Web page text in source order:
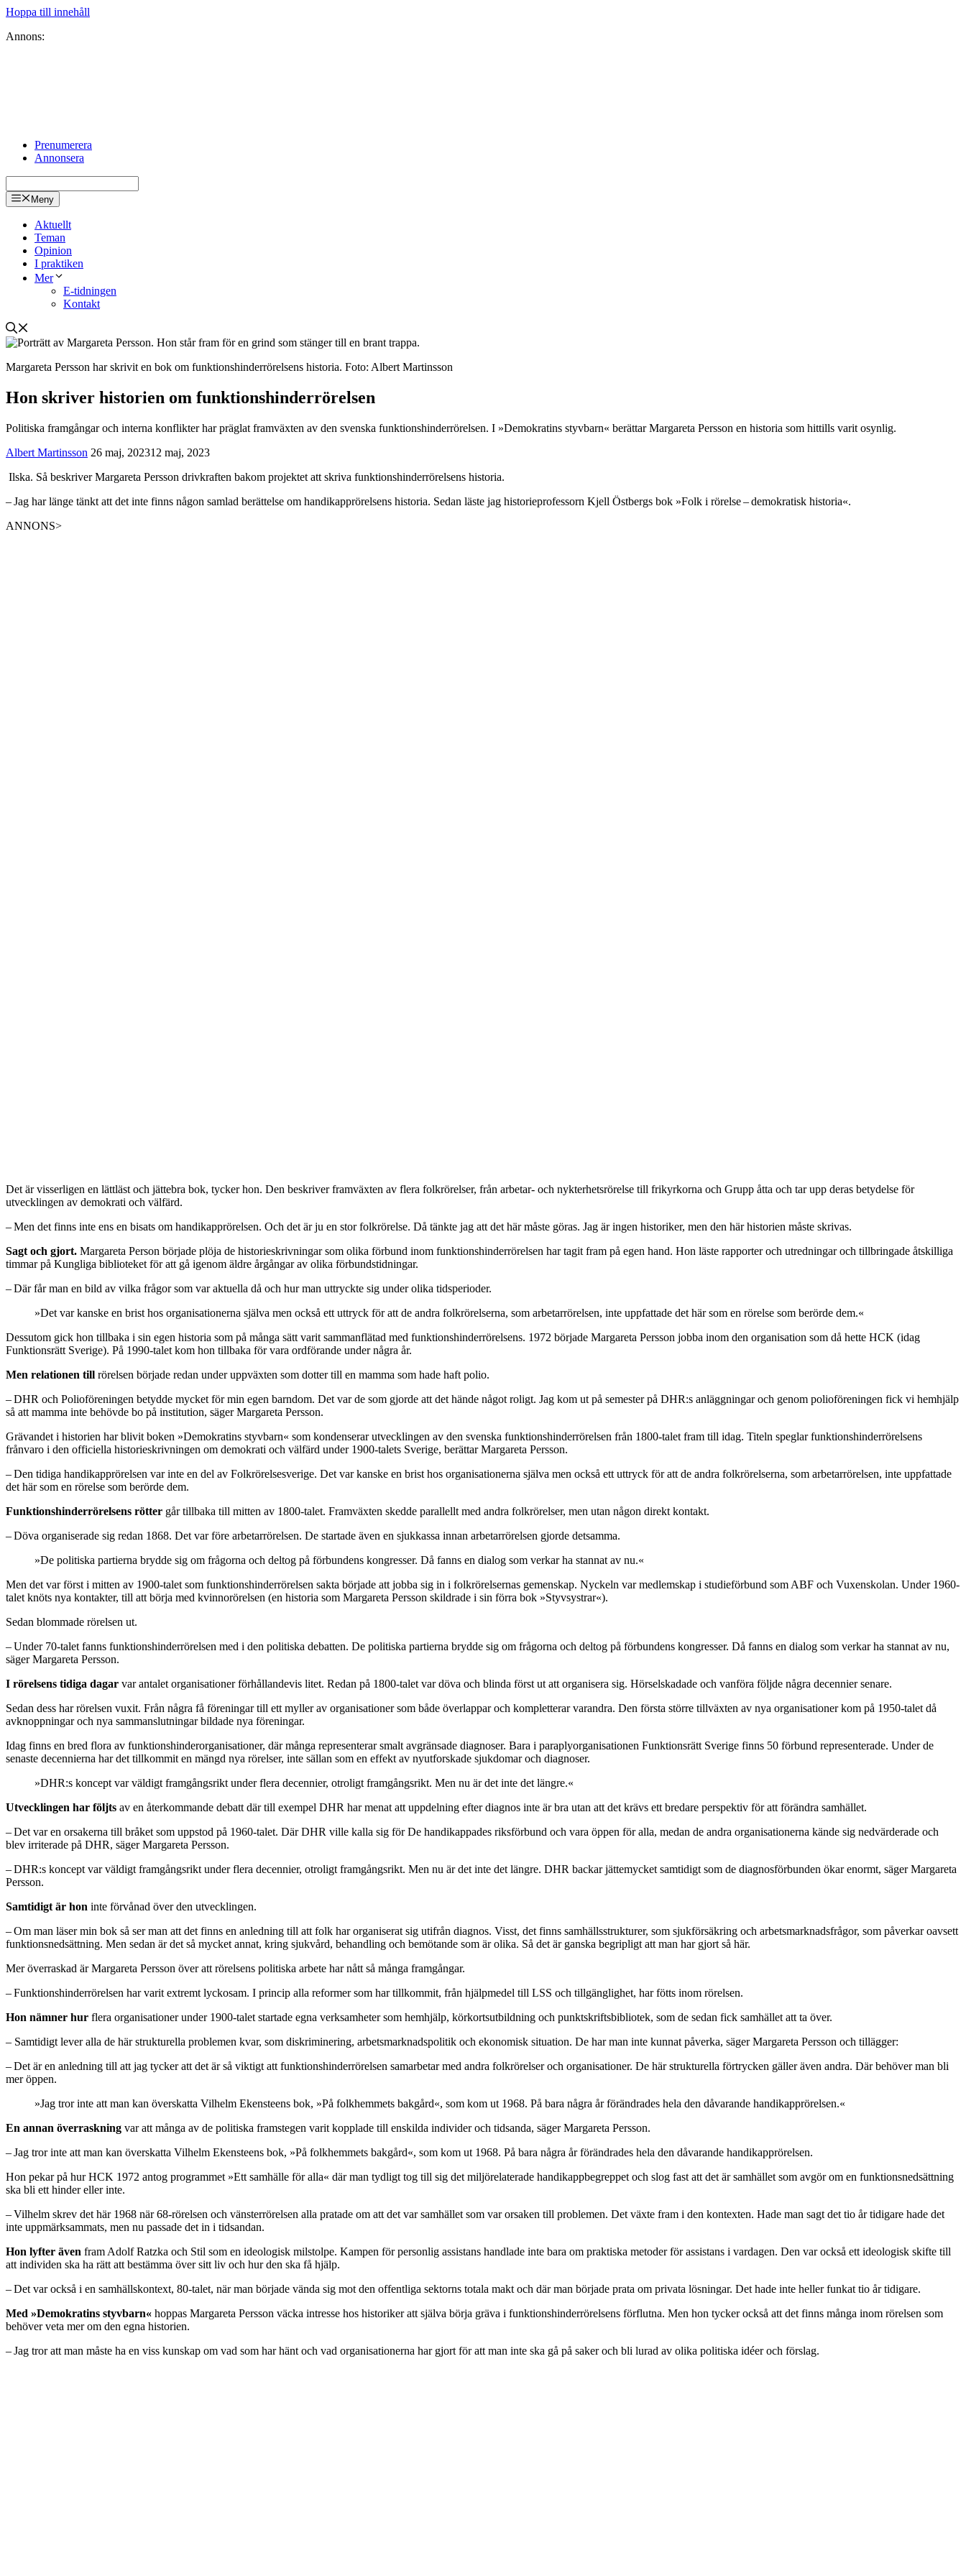
Hoppa till innehåll
Annons:
Prenumerera
Annonsera
Meny
Aktuellt
Teman
Opinion
I praktiken
Mer
E-tidningen
Kontakt
Margareta Persson har skrivit en bok om funktionshinderrörelsens historia. Foto: Albert Martinsson
Hon skriver historien om funktionshinderrörelsen
Politiska framgångar och interna konflikter har präglat framväxten av den svenska funktionshinderrörelsen. I »Demokratins styvbarn« berättar Margareta Persson en historia som hittills varit osynlig.
Albert Martinsson 26 maj, 202312 maj, 2023
Ilska. Så beskriver Margareta Persson drivkraften bakom projektet att skriva funktionshinderrörelsens historia.
– Jag har länge tänkt att det inte finns någon samlad berättelse om handikapprörelsens historia. Sedan läste jag historieprofessorn Kjell Östbergs bok »Folk i rörelse – demokratisk historia«.
ANNONS>
Det är visserligen en lättläst och jättebra bok, tycker hon. Den beskriver framväxten av flera folkrörelser, från arbetar- och nykterhetsrörelse till frikyrkorna och Grupp åtta och tar upp deras betydelse för
utvecklingen av demokrati och välfärd.
– Men det finns inte ens en bisats om handikapprörelsen. Och det är ju en stor folkrörelse. Då tänkte jag att det här måste göras. Jag är ingen historiker, men den här historien måste skrivas.
Sagt och gjort. Margareta Person började plöja de historieskrivningar som olika förbund inom funktionshinderrörelsen har tagit fram på egen hand. Hon läste rapporter och utredningar och tillbringade åtskilliga
timmar på Kungliga biblioteket för att gå igenom äldre årgångar av olika förbundstidningar.
– Där får man en bild av vilka frågor som var aktuella då och hur man uttryckte sig under olika tidsperioder.
»Det var kanske en brist hos organisationerna själva men också ett uttryck för att de andra folkrörelserna, som arbetarrörelsen, inte uppfattade det här som en rörelse som berörde dem.«
Dessutom gick hon tillbaka i sin egen historia som på många sätt varit sammanflätad med funktionshinderrörelsens. 1972 började Margareta Persson jobba inom den organisation som då hette HCK (idag
Funktionsrätt Sverige). På 1990-talet kom hon tillbaka för vara ordförande under några år.
Men relationen till rörelsen började redan under uppväxten som dotter till en mamma som hade haft polio.
– DHR och Polioföreningen betydde mycket för min egen barndom. Det var de som gjorde att det hände något roligt. Jag kom ut på semester på DHR:s anläggningar och genom polioföreningen fick vi hemhjälp
så att mamma inte behövde bo på institution, säger Margareta Persson.
Grävandet i historien har blivit boken »Demokratins styvbarn« som kondenserar utvecklingen av den svenska funktionshinderrörelsen från 1800-talet fram till idag. Titeln speglar funktionshinderrörelsens
frånvaro i den officiella historieskrivningen om demokrati och välfärd under 1900-talets Sverige, berättar Margareta Persson.
– Den tidiga handikapprörelsen var inte en del av Folkrörelsesverige. Det var kanske en brist hos organisationerna själva men också ett uttryck för att de andra folkrörelserna, som arbetarrörelsen, inte uppfattade
det här som en rörelse som berörde dem.
Funktionshinderrörelsens rötter går tillbaka till mitten av 1800-talet. Framväxten skedde parallellt med andra folkrörelser, men utan någon direkt kontakt.
– Döva organiserade sig redan 1868. Det var före arbetarrörelsen. De startade även en sjukkassa innan arbetarrörelsen gjorde detsamma.
»De politiska partierna brydde sig om frågorna och deltog på förbundens kongresser. Då fanns en dialog som verkar ha stannat av nu.«
Men det var först i mitten av 1900-talet som funktionshinderrörelsen sakta började att jobba sig in i folkrörelsernas gemenskap. Nyckeln var medlemskap i studieförbund som ABF och Vuxenskolan. Under 1960-
talet knöts nya kontakter, till att börja med kvinnorörelsen (en historia som Margareta Persson skildrade i sin förra bok »Styvsystrar«).
Sedan blommade rörelsen ut.
– Under 70-talet fanns funktionshinderrörelsen med i den politiska debatten. De politiska partierna brydde sig om frågorna och deltog på förbundens kongresser. Då fanns en dialog som verkar ha stannat av nu,
säger Margareta Persson.
I rörelsens tidiga dagar var antalet organisationer förhållandevis litet. Redan på 1800-talet var döva och blinda först ut att organisera sig. Hörselskadade och vanföra följde några decennier senare.
Sedan dess har rörelsen vuxit. Från några få föreningar till ett myller av organisationer som både överlappar och kompletterar varandra. Den första större tillväxten av nya organisationer kom på 1950-talet då
avknoppningar och nya sammanslutningar bildade nya föreningar.
Idag finns en bred flora av funktionshinderorganisationer, där många representerar smalt avgränsade diagnoser. Bara i paraplyorganisationen Funktionsrätt Sverige finns 50 förbund representerade. Under de
senaste decennierna har det tillkommit en mängd nya rörelser, inte sällan som en effekt av nyutforskade sjukdomar och diagnoser.
»DHR:s koncept var väldigt framgångsrikt under flera decennier, otroligt framgångsrikt. Men nu är det inte det längre.«
Utvecklingen har följts av en återkommande debatt där till exempel DHR har menat att uppdelning efter diagnos inte är bra utan att det krävs ett bredare perspektiv för att förändra samhället.
– Det var en orsakerna till bråket som uppstod på 1960-talet. Där DHR ville kalla sig för De handikappades riksförbund och vara öppen för alla, medan de andra organisationerna kände sig nedvärderade och
blev irriterade på DHR, säger Margareta Persson.
– DHR:s koncept var väldigt framgångsrikt under flera decennier, otroligt framgångsrikt. Men nu är det inte det längre. DHR backar jättemycket samtidigt som de diagnosförbunden ökar enormt, säger Margareta
Persson.
Samtidigt är hon inte förvånad över den utvecklingen.
– Om man läser min bok så ser man att det finns en anledning till att folk har organiserat sig utifrån diagnos. Visst, det finns samhällsstrukturer, som sjukförsäkring och arbetsmarknadsfrågor, som påverkar oavsett
funktionsnedsättning. Men sedan är det så mycket annat, kring sjukvård, behandling och bemötande som är olika. Så det är ganska begripligt att man har gjort så här.
Mer överraskad är Margareta Persson över att rörelsens politiska arbete har nått så många framgångar.
– Funktionshinderrörelsen har varit extremt lyckosam. I princip alla reformer som har tillkommit, från hjälpmedel till LSS och tillgänglighet, har fötts inom rörelsen.
Hon nämner hur flera organisationer under 1900-talet startade egna verksamheter som hemhjälp, körkortsutbildning och punktskriftsbibliotek, som de sedan fick samhället att ta över.
– Samtidigt lever alla de här strukturella problemen kvar, som diskriminering, arbetsmarknadspolitik och ekonomisk situation. De har man inte kunnat påverka, säger Margareta Persson och tillägger:
– Det är en anledning till att jag tycker att det är så viktigt att funktionshinderrörelsen samarbetar med andra folkrörelser och organisationer. De här strukturella förtrycken gäller även andra. Där behöver man bli
mer öppen.
»Jag tror inte att man kan överskatta Vilhelm Ekensteens bok, »På folkhemmets bakgård«, som kom ut 1968. På bara några år förändrades hela den dåvarande handikapprörelsen.«
En annan överraskning var att många av de politiska framstegen varit kopplade till enskilda individer och tidsanda, säger Margareta Persson.
– Jag tror inte att man kan överskatta Vilhelm Ekensteens bok, »På folkhemmets bakgård«, som kom ut 1968. På bara några år förändrades hela den dåvarande handikapprörelsen.
Hon pekar på hur HCK 1972 antog programmet »Ett samhälle för alla« där man tydligt tog till sig det miljörelaterade handikappbegreppet och slog fast att det är samhället som avgör om en funktionsnedsättning
ska bli ett hinder eller inte.
– Vilhelm skrev det här 1968 när 68-rörelsen och vänsterrörelsen alla pratade om att det var samhället som var orsaken till problemen. Det växte fram i den kontexten. Hade man sagt det tio år tidigare hade det
inte uppmärksammats, men nu passade det in i tidsandan.
Hon lyfter även fram Adolf Ratzka och Stil som en ideologisk milstolpe. Kampen för personlig assistans handlade inte bara om praktiska metoder för assistans i vardagen. Den var också ett ideologisk skifte till
att individen ska ha rätt att bestämma över sitt liv och hur den ska få hjälp.
– Det var också i en samhällskontext, 80-talet, när man började vända sig mot den offentliga sektorns totala makt och där man började prata om privata lösningar. Det hade inte heller funkat tio år tidigare.
Med »Demokratins styvbarn« hoppas Margareta Persson väcka intresse hos historiker att själva börja gräva i funktionshinderrörelsens förflutna. Men hon tycker också att det finns många inom rörelsen som
behöver veta mer om den egna historien.
– Jag tror att man måste ha en viss kunskap om vad som har hänt och vad organisationerna har gjort för att man inte ska gå på saker och bli lurad av olika politiska idéer och förslag.